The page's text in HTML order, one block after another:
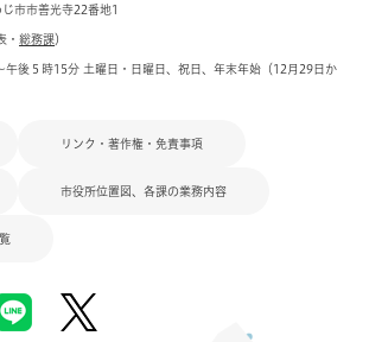
市市善光寺22番地1
・ 総務課）
午後５時15分 土曜日・日曜日、祝日、年末年始（12月29日か
リンク・著作権・免責事項
市役所位置図、各課の業務内容